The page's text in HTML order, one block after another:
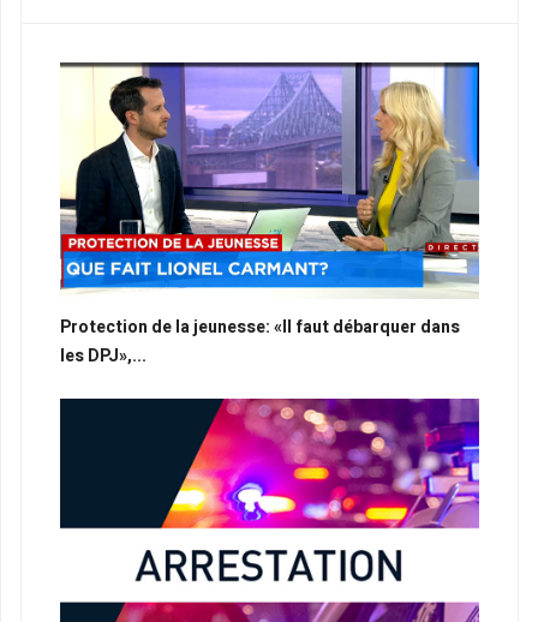
Protection de la jeunesse: «Il faut débarquer dans
les DPJ»,...